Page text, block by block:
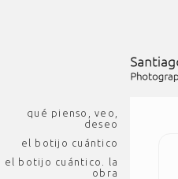
qué pienso, veo,
deseo
el botijo cuántico
el botijo cuántico. la
obra